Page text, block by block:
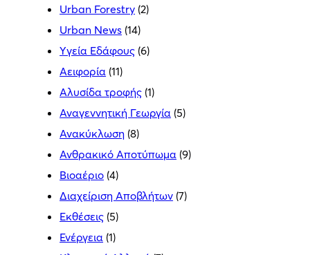
Urban Forestry (2)
Urban News (14)
Yγεία Εδάφους (6)
Αειφορία (11)
Αλυσίδα τροφής (1)
Αναγεννητική Γεωργία (5)
Ανακύκλωση (8)
Ανθρακικό Αποτύπωμα (9)
Βιοαέριο (4)
Διαχείριση Αποβλήτων (7)
Εκθέσεις (5)
Ενέργεια (1)